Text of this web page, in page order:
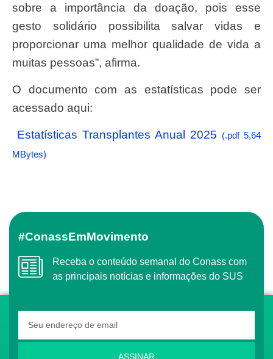
sobre a importância da doação, pois esse
gesto solidário possibilita salvar vidas e
proporcionar uma melhor qualidade de vida a
muitas pessoas”, afirma.
O documento com as estatísticas pode ser
acessado aqui:
Estatísticas Transplantes Anual 2025 (.pdf 5,64
MBytes)
#ConassEmMovimento
Receba o conteúdo semanal do Conass com
as principais notícias e informações do SUS
ASSINAR